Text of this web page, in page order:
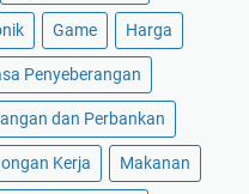
Game Harga
Penyeberangan
dan Perbankan
Kerja Makanan